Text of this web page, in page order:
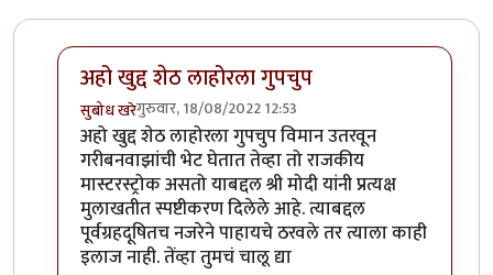
अहो खुद्द शेठ लाहोरला गुपचुप
सुबोध खरेगुरुवार, 18/08/2022 12:53
In reply toअहो खुद्द शेठ लाहोरला गुपचुपby
अहो खुद्द शेठ लाहोरला गुपचुप विमान उतरवून
गरीबनवाझांची भेट घेतात तेव्हा तो राजकीय
मास्टरस्ट्रोक असतो याबद्दल श्री मोदी यांनी प्रत्यक्ष
मुलाखतीत स्पष्टीकरण दिलेले आहे. त्याबद्दल
पूर्वग्रहदूषितच नजरेने पाहायचे ठरवले तर त्याला काही
इलाज नाही. तेंव्हा तुमचं चालू द्या